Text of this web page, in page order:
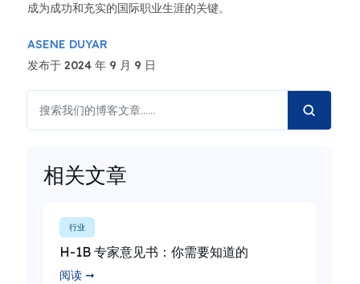
成为成功和充实的国际职业生涯的关键。
ASENE DUYAR
发布于 2024 年 9 月 9 日
相关文章
行业
H-1B 专家意见书：你需要知道的
阅读 ➞